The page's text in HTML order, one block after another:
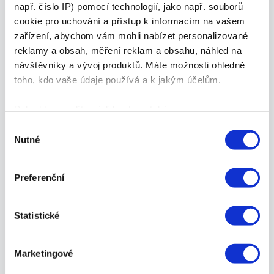
např. číslo IP) pomocí technologií, jako např. souborů
cookie pro uchování a přístup k informacím na vašem
zařízení, abychom vám mohli nabízet personalizované
reklamy a obsah, měření reklam a obsahu, náhled na
návštěvníky a vývoj produktů. Máte možnosti ohledně
toho, kdo vaše údaje používá a k jakým účelům.
poloze, které mohou být přesné na několik metrů
skenování pro konkrétní charakteristiky (otisk prstu)
Zjistěte více o tom, jak zpracováváme vaše osobní
Svůj souhlas můžete kdykoliv změnit nebo odvolat v
K personalizaci obsahu a reklam, poskytování funkcí
souhlasu
Nutné
Preferenční
Statistické
Marketingové
efektivni-vyuziti-linkedinu-pro-marketingovy-
tym-22-1-2025
Aktualizace platformy
LinkedIn
V lednu 2025 LinkedIn představil několik nových
funkcí a vylepšení zaměřených na zlepšení
uživatelského zážitku a efektivity:
příspěvcích, což jim umožňuje lépe